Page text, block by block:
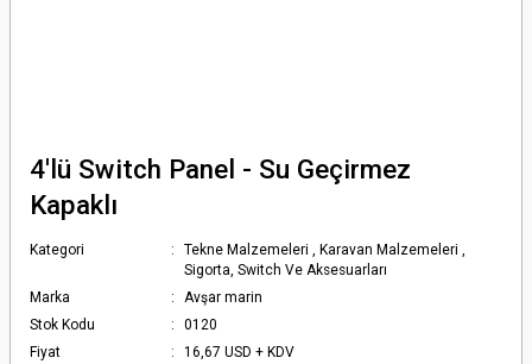
4'lü Switch Panel - Su Geçirmez
Kapaklı
Kategori Tekne Malzemeleri , Karavan Malzemeleri ,
Sigorta, Switch Ve Aksesuarları
Marka
Avşar marin
Stok Kodu
0120
Fiyat
16,67 USD + KDV